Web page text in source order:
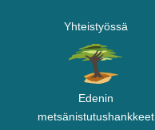
Yhteistyössä
Edenin
metsänistutushankkeet